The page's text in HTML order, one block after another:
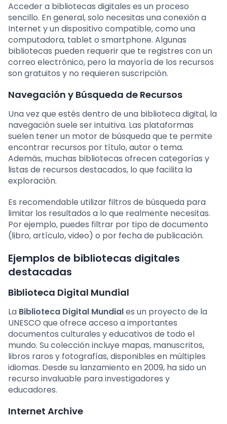
Acceder a bibliotecas digitales es un proceso
sencillo. En general, solo necesitas una conexión a
Internet y un dispositivo compatible, como una
computadora, tablet o smartphone. Algunas
bibliotecas pueden requerir que te registres con un
correo electrónico, pero la mayoría de los recursos
son gratuitos y no requieren suscripción.
Navegación y Búsqueda de Recursos
Una vez que estés dentro de una biblioteca digital, la
navegación suele ser intuitiva. Las plataformas
suelen tener un motor de búsqueda que te permite
encontrar recursos por título, autor o tema.
Además, muchas bibliotecas ofrecen categorías y
listas de recursos destacados, lo que facilita la
exploración.
Es recomendable utilizar filtros de búsqueda para
limitar los resultados a lo que realmente necesitas.
Por ejemplo, puedes filtrar por tipo de documento
(libro, artículo, video) o por fecha de publicación.
Ejemplos de bibliotecas digitales
destacadas
Biblioteca Digital Mundial
La Biblioteca Digital Mundiales un proyecto de la
UNESCO que ofrece acceso a importantes
documentos culturales y educativos de todo el
mundo. Su colección incluye mapas, manuscritos,
libros raros y fotografías, disponibles en múltiples
idiomas. Desde su lanzamiento en 2009, ha sido un
recurso invaluable para investigadores y
educadores.
Internet Archive